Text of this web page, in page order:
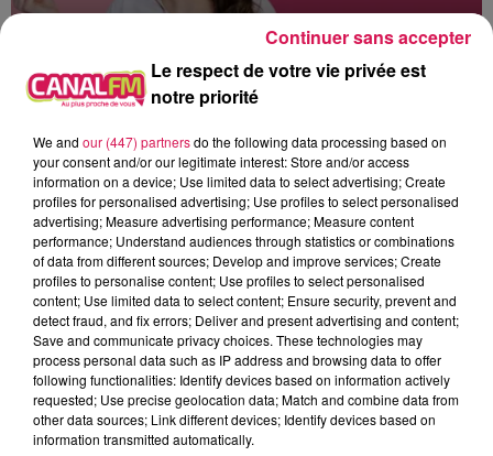
Les hits de Canal FM
5h13
5h13
PHIL COLLINS
Can't Stop Loving You
5h07
5h07
ALEX WARREN
Passenger
5h03
5h03
LEWIS CAPALDI
Le respect de votre vie privée est
notre priorité
We and our (447) partnersdo the following data processing based on
your consent and/or our legitimate interest: Store and/or access
information on a device; Use limited data to select advertising; Create
profiles for personalised advertising; Use profiles to select personalised
advertising; Measure advertising performance; Measure content
performance; Understand audiences through statistics or combinations
of data from different sources; Develop and improve services; Create
profiles to personalise content; Use profiles to select personalised
content; Use limited data to select content; Ensure security, prevent and
detect fraud, and fix errors; Deliver and present advertising and content;
Save and communicate privacy choices. These technologies may
process personal data such as IP address and browsing data to offer
following functionalities: Identify devices based on information actively
requested; Use precise geolocation data; Match and combine data from
other data sources; Link different devices; Identify devices based on
information transmitted automatically.
Continuer sans accepter